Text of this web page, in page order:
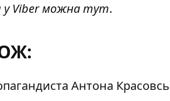
у Viber можнатут.
Антона